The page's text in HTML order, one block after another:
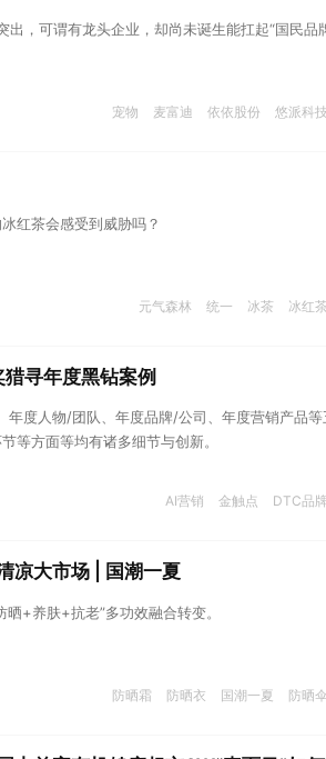
出，可谓有龙头企业，却尚未诞生能扛起“国民品
宠物 麦富迪 依依股份 悠派科技
红茶会感受到威胁吗？
元气森林 统一 冰茶 冰红茶
寻年度黑钻案例
度人物/团队、年度品牌/公司、年度营销产品等
等方面等均有诸多细节与创新。
AI营销 金触点 DTC品牌
凉大市场 | 国潮一夏
+养肤+抗老”多功效融合转变。
防晒霜 防晒衣 国潮一夏 防晒伞